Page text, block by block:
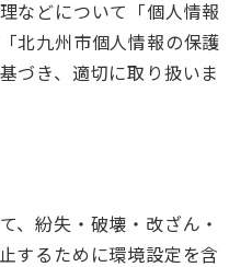
などについて「個人情報
北九州市個人情報の保護
づき、適切に取り扱いま
、紛失・破壊・改ざん・
するために環境設定を含